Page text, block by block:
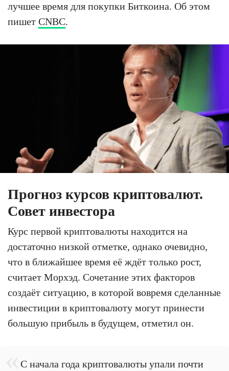
лучшее время для покупки Биткоина. Об этом
пишет CNBC.
Прогноз курсов криптовалют.
Совет инвестора
Курс первой криптовалюты находится на
достаточно низкой отметке, однако очевидно,
что в ближайшее время её ждёт только рост,
считает Морхэд. Сочетание этих факторов
создаёт ситуацию, в которой вовремя сделанные
инвестиции в криптовалюту могут принести
большую прибыль в будущем, отметил он.
С начала года криптовалюты упали почти